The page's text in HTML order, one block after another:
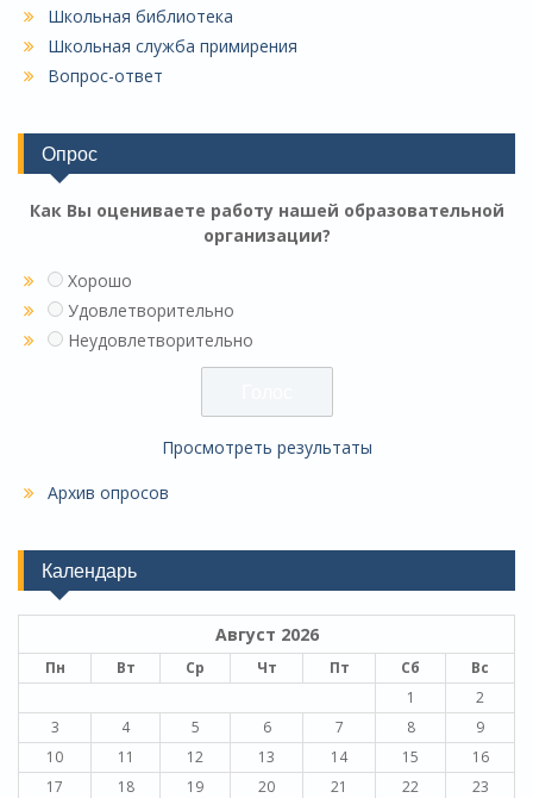
Школьная библиотека
Школьная служба примирения
Вопрос-ответ
Опрос
Как Вы оцениваете работу нашей образовательной
организации?
Хорошо
Удовлетворительно
Неудовлетворительно
Просмотреть результаты
Архив опросов
Календарь
Август 2026
Пн Вт Ср Чт Пт Сб
Вс
1
2
3
4 5 6 7 8
9
10
11 12 13 14 15
16
17
18 19 20 21 22
23